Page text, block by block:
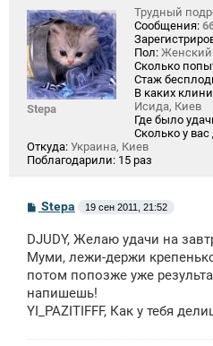
Stepa
Трудный
Сообщения:
Пол: Женский
Сколько
Стаж
В каких
Исида, Киев
Где было
Сколько у вас
Откуда: Украина, Киев
Поблагодарили: 15 раз
С
о
б
щ
е
н
и
е
Stepa 19 сен 2011, 21:52
DJUDY, Желаю удачи на
Муми, лежи-держи
потом попозже уже
напишешь!
YI_PAZITIFFF, Как у тебя